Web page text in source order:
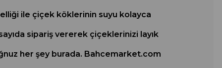
ile çiçek köklerinin suyu kolayca
sipariş vererek çiçeklerinizi layık
her şey burada. Bahcemarket.com